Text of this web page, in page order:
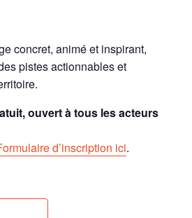
concret, animé et inspirant,
pistes actionnables et
ouvert à tous les acteurs
d’inscription ici.